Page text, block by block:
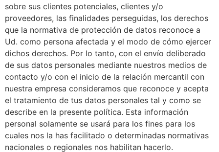
sobre sus clientes potenciales, clientes y/o
proveedores, las finalidades perseguidas, los derechos
que la normativa de protección de datos reconoce a
Ud. como persona afectada y el modo de cómo ejercer
dichos derechos. Por lo tanto, con el envío deliberado
de sus datos personales mediante nuestros medios de
contacto y/o con el inicio de la relación mercantil con
nuestra empresa consideramos que reconoce y acepta
el tratamiento de tus datos personales tal y como se
describe en la presente política. Esta información
personal solamente se usará para los fines para los
cuales nos la has facilitado o determinadas normativas
nacionales o regionales nos habilitan hacerlo.